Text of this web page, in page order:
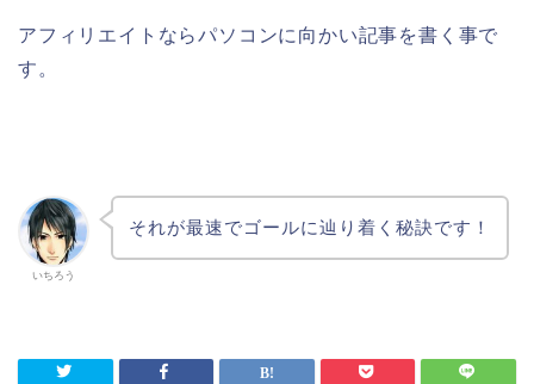
アフィリエイトならパソコンに向かい記事を書く事で
す。
いちろう
それが最速でゴールに辿り着く秘訣です！